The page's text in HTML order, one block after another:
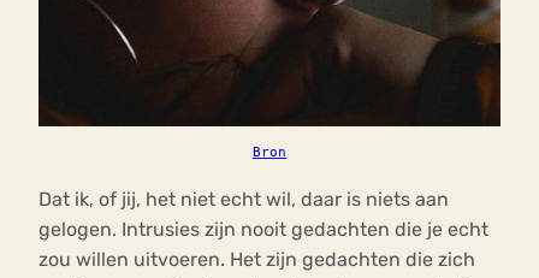
Bron
Dat ik, of jij, het niet echt wil, daar is niets aan
gelogen. Intrusies zijn nooit gedachten die je echt
zou willen uitvoeren. Het zijn gedachten die zich